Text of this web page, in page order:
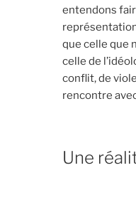
entendons
que celle que
celle de
conflit, de
rencontre
Une